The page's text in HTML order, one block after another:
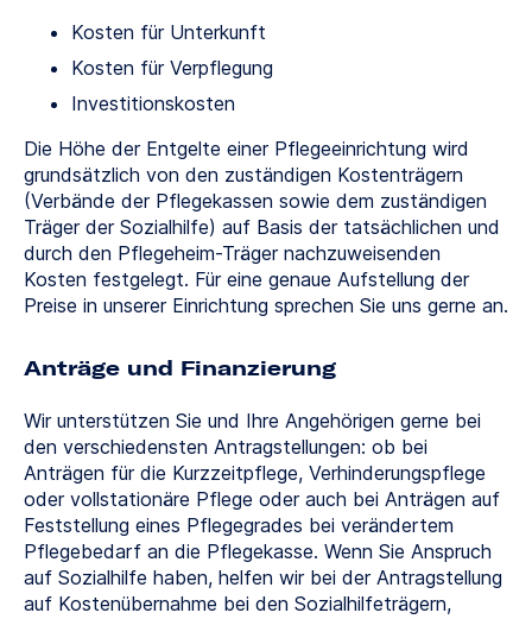
Kosten für Unterkunft
Kosten für Verpflegung
Investitionskosten
Die Höhe der Entgelte einer Pflegeeinrichtung wird
grundsätzlich von den zuständigen Kostenträgern
(Verbände der Pflegekassen sowie dem zuständigen
Träger der Sozialhilfe) auf Basis der tatsächlichen und
durch den Pflegeheim-Träger nachzuweisenden
Kosten festgelegt. Für eine genaue Aufstellung der
Preise in unserer Einrichtung sprechen Sie uns gerne an.
Anträge und Finanzierung
Wir unterstützen Sie und Ihre Angehörigen gerne bei
den verschiedensten Antragstellungen: ob bei
Anträgen für die Kurzzeitpflege, Verhinderungspflege
oder vollstationäre Pflege oder auch bei Anträgen auf
Feststellung eines Pflegegrades bei verändertem
Pflegebedarf an die Pflegekasse. Wenn Sie Anspruch
auf Sozialhilfe haben, helfen wir bei der Antragstellung
auf Kostenübernahme bei den Sozialhilfeträgern,